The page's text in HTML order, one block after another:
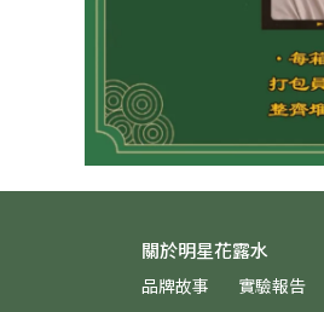
關於明星花露水
品牌故事 實驗報告